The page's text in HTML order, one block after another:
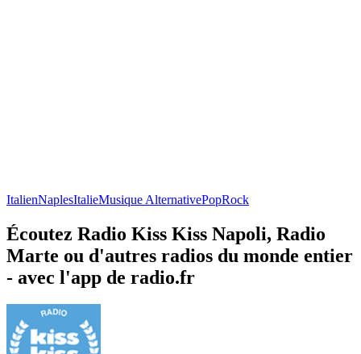
ItalienNaplesItalieMusique AlternativePopRock
Écoutez Radio Kiss Kiss Napoli, Radio
Marte ou d'autres radios du monde entier
- avec l'app de radio.fr